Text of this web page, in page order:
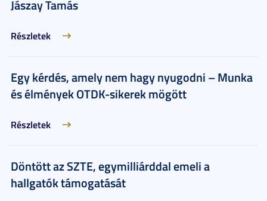
Jászay Tamás
Részletek
Egy kérdés, amely nem hagy nyugodni – Munka
és élmények OTDK-sikerek mögött
Részletek
Döntött az SZTE, egymilliárddal emeli a
hallgatók támogatását